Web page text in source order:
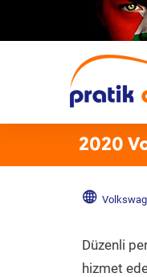
2020
Düzenli
hizmet